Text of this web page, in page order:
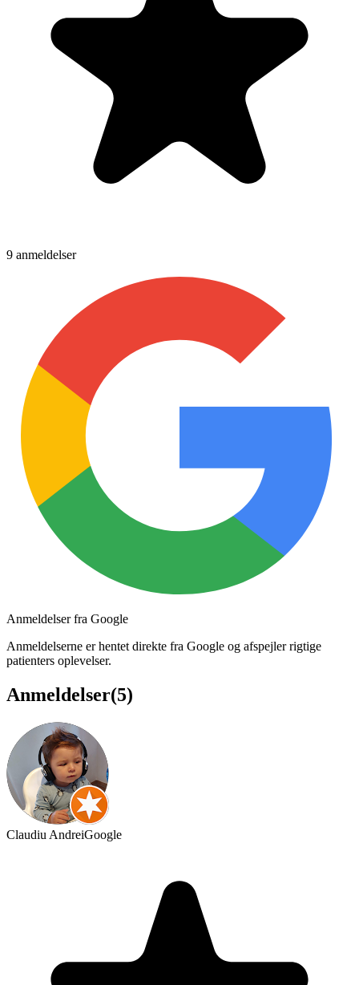
9 anmeldelser
Anmeldelser fra Google
Anmeldelserne er hentet direkte fra Google og afspejler rigtige
patienters oplevelser.
Anmeldelser(5)
Claudiu AndreiGoogle